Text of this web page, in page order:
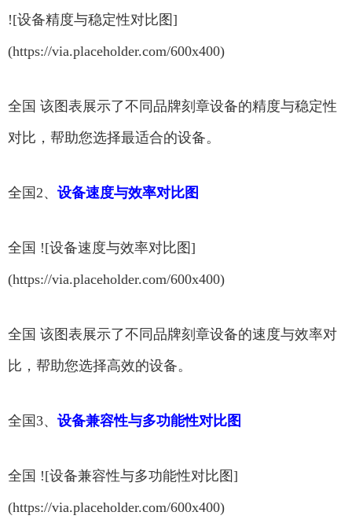
![设备精度与稳定性对比图]
(https://via.placeholder.com/600x400)
全国 该图表展示了不同品牌刻章设备的精度与稳定性
对比，帮助您选择最适合的设备。
全国2、 设备速度与效率对比图
全国 ![设备速度与效率对比图]
(https://via.placeholder.com/600x400)
全国 该图表展示了不同品牌刻章设备的速度与效率对
比，帮助您选择高效的设备。
全国3、 设备兼容性与多功能性对比图
全国 ![设备兼容性与多功能性对比图]
(https://via.placeholder.com/600x400)